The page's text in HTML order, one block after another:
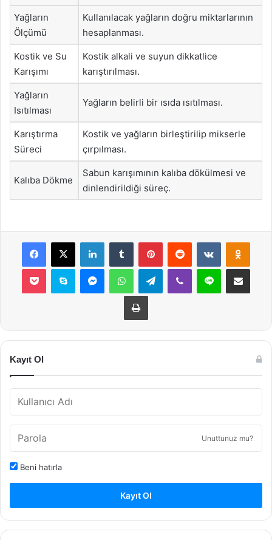
Yağların
Ölçümü
Kullanılacak yağların doğru miktarlarının
hesaplanması.
Kostik ve Su
Karışımı
Kostik alkali ve suyun dikkatlice
karıştırılması.
Yağların
Isıtılması
Yağların belirli bir ısıda ısıtılması.
Karıştırma
Süreci
Kostik ve yağların birleştirilip mikserle
çırpılması.
Kalıba Dökme
Sabun karışımının kalıba dökülmesi ve
dinlendirildiği süreç.
Facebook
X LinkedInTumblr PinterestReddit VKontakte
Pocket Skype MessengerWhatsAppTelegramViber Line E-Posta ile
Yazdır
Kayıt Ol
Unuttunuz mu?
Beni hatırla
Kayıt Ol